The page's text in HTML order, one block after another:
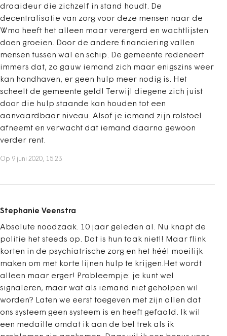
draaideur die zichzelf in stand houdt. De
decentralisatie van zorg voor deze mensen naar de
Wmo heeft het alleen maar verergerd en wachtlijsten
doen groeien. Door de andere financiering vallen
mensen tussen wal en schip. De gemeente redeneert
immers dat, zo gauw iemand zich maar enigszins weer
kan handhaven, er geen hulp meer nodig is. Het
scheelt de gemeente geld! Terwijl diegene zich juist
door die hulp staande kan houden tot een
aanvaardbaar niveau. Alsof je iemand zijn rolstoel
afneemt en verwacht dat iemand daarna gewoon
verder rent.
Op 9 juni 2020, 15:23
Stephanie Veenstra
Absolute noodzaak. 10 jaar geleden al. Nu knapt de
politie het steeds op. Dat is hun taak niet!! Maar flink
korten in de psychiatrische zorg en het héél moeilijk
maken om met korte lijnen hulp te krijgen.Het wordt
alleen maar erger! Probleempje: je kunt wel
signaleren, maar wat als iemand niet geholpen wil
worden? Laten we eerst toegeven met zijn allen dat
ons systeem geen systeem is en heeft gefaald. Ik wil
een medaille omdat ik aan de bel trek als ik